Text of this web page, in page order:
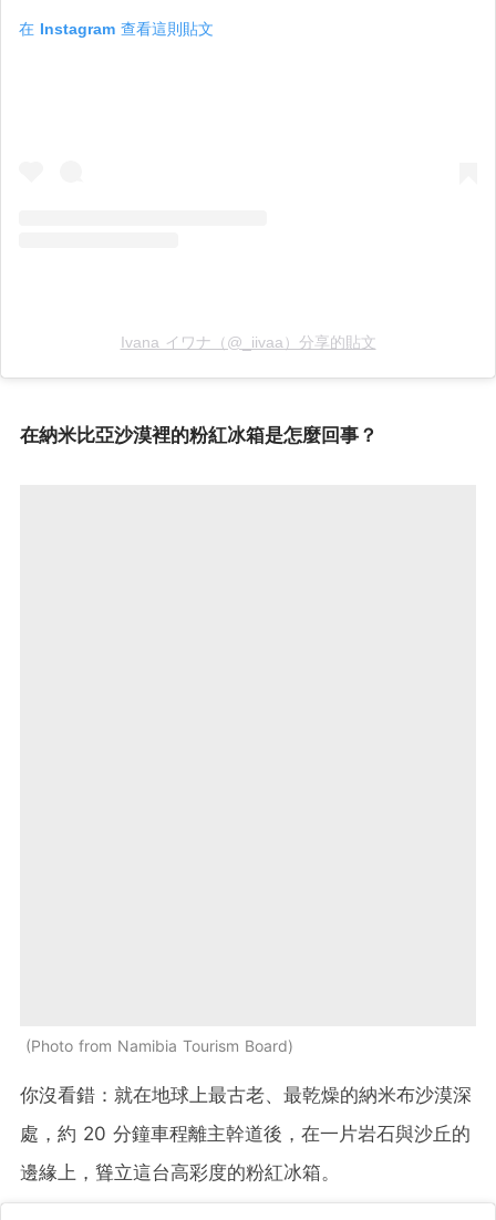
在 Instagram 查看這則貼文
Ivana イワナ（@_iivaa）分享的貼文
在納米比亞沙漠裡的粉紅冰箱是怎麼回事？
Photo from Namibia Tourism Board
你沒看錯：就在地球上最古老、最乾燥的納米布沙漠深
處，約 20 分鐘車程離主幹道後，在一片岩石與沙丘的
邊緣上，聳立這台高彩度的粉紅冰箱。